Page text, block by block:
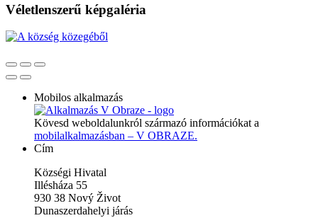
Véletlenszerű képgaléria
Mobilos alkalmazás
Kövesd weboldalunkról származó információkat a
mobilalkalmazásban – V OBRAZE.
Cím
Községi Hivatal
Illésháza 55
930 38 Nový Život
Dunaszerdahelyi járás